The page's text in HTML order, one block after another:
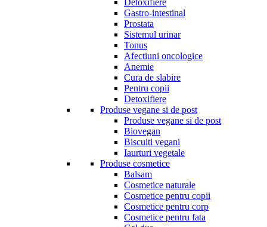
Detoxifiere
Gastro-intestinal
Prostata
Sistemul urinar
Tonus
Afectiuni oncologice
Anemie
Cura de slabire
Pentru copii
Detoxifiere
Produse vegane si de post
Produse vegane si de post
Biovegan
Biscuiti vegani
Iaurturi vegetale
Produse cosmetice
Balsam
Cosmetice naturale
Cosmetice pentru copii
Cosmetice pentru corp
Cosmetice pentru fata